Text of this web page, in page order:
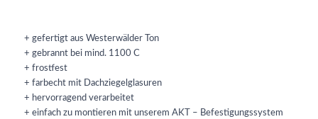
+ gefertigt aus Westerwälder Ton
+ gebrannt bei mind. 1100 C
+ frostfest
+ farbecht mit Dachziegelglasuren
+ hervorragend verarbeitet
+ einfach zu montieren mit unserem AKT – Befestigungssystem